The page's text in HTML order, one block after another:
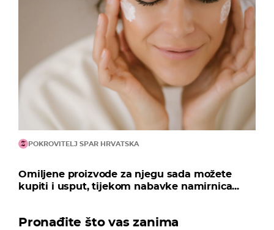
POKROVITELJ SPAR HRVATSKA
Omiljene proizvode za njegu sada možete
kupiti i usput, tijekom nabavke namirnica...
Pronađite što vas zanima